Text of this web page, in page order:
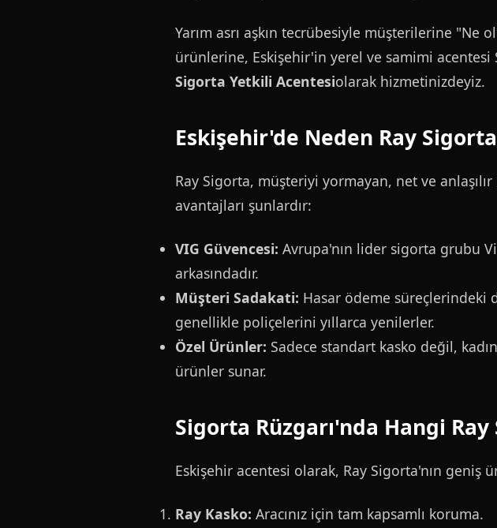
Yarım asrı aşkın tecrübesiyle müşterilerine "Ne
ürünlerine, Eskişehir'in yerel ve samimi acentesi
Sigorta Yetkili Acentesiolarak hizmetinizdeyiz.
Eskişehir'de Neden Ray
Ray Sigorta, müşteriyi yormayan, net ve
avantajları şunlardır:
VIG Güvencesi: Avrupa'nın lider sigorta grubu
arkasındadır.
Müşteri Sadakati: Hasar ödeme süreçlerindeki
genellikle poliçelerini yıllarca yenilerler.
Özel Ürünler: Sadece standart kasko değil,
ürünler sunar.
Sigorta Rüzgarı'nda Hangi
Eskişehir acentesi olarak, Ray Sigorta'nın geniş
Ray Kasko: Aracınız için tam kapsamlı koruma.